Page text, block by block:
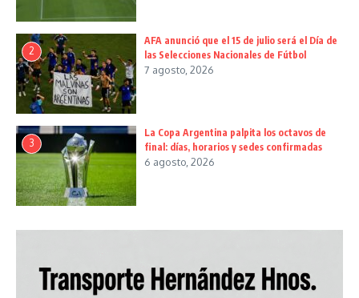
2
AFA anunció que el 15 de julio será el Día de
las Selecciones Nacionales de Fútbol
7 agosto, 2026
3
La Copa Argentina palpita los octavos de
final: días, horarios y sedes confirmadas
6 agosto, 2026